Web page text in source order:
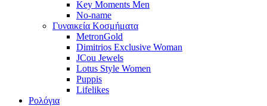
Key Moments Men
No-name
Γυναικεία Κοσμήματα
MetronGold
Dimitrios Exclusive Woman
JCou Jewels
Lotus Style Women
Puppis
Lifelikes
Ρολόγια